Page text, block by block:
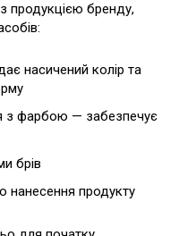
продукцією бренду,
насичений колір та
з фарбою — забезпечує
брів
нанесення продукту